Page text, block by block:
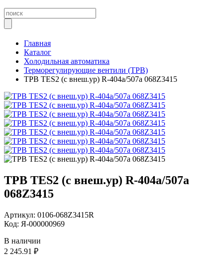
Главная
Каталог
Холодильная автоматика
Терморегулирующие вентили (ТРВ)
ТРВ TES2 (с внеш.ур) R-404a/507а 068Z3415
ТРВ TES2 (с внеш.ур) R-404a/507а
068Z3415
Артикул: 0106-068Z3415R
Код: Я-000000969
В наличии
2 245.91 ₽